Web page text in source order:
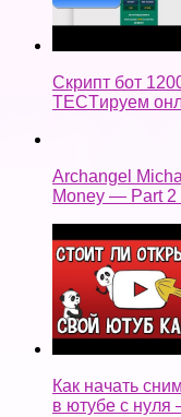
Скрипт бот
TECTируем
Archangel
Money — Part
Как начать
в ютубе с